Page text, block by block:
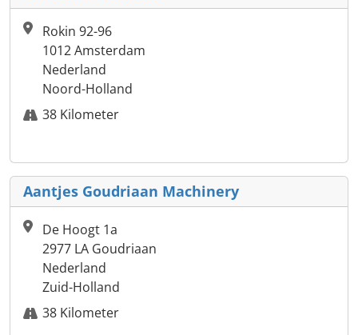
Rokin 92-96
1012 Amsterdam
Nederland
Noord-Holland
38 Kilometer
Aantjes Goudriaan Machinery
De Hoogt 1a
2977 LA Goudriaan
Nederland
Zuid-Holland
38 Kilometer